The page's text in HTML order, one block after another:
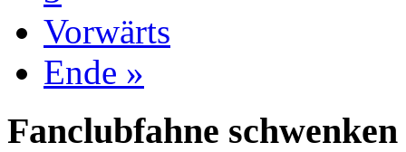
Vorwärts
Ende »
Fanclubfahne